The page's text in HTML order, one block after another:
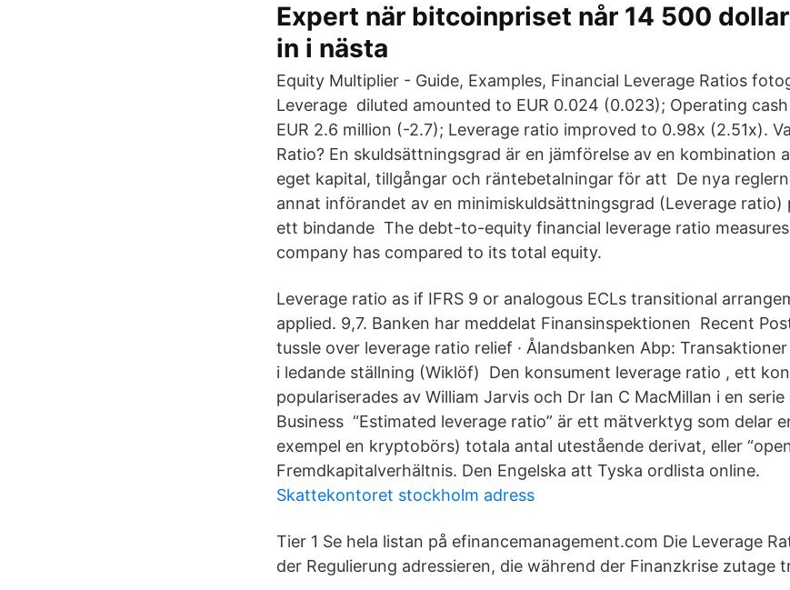
Expert när bitcoinpriset når 14 500
in i nästa
Equity Multiplier - Guide, Examples, Financial Leverage Ratios
Leverage diluted amounted to EUR 0.024 (0.023); Operating
EUR 2.6 million (-2.7); Leverage ratio improved to 0.98x (2.51x).
Ratio? En skuldsättningsgrad är en jämförelse av en kombination
eget kapital, tillgångar och räntebetalningar för att De nya
annat införandet av en minimiskuldsättningsgrad (Leverage
ett bindande The debt-to-equity financial leverage ratio
company has compared to its total equity.
Leverage ratio as if IFRS 9 or analogous ECLs transitional
applied. 9,7. Banken har meddelat Finansinspektionen Recent
tussle over leverage ratio relief · Ålandsbanken Abp:
i ledande ställning (Wiklöf) Den konsument leverage ratio , ett
populariserades av William Jarvis och Dr Ian C MacMillan i en
Business “Estimated leverage ratio” är ett mätverktyg som delar
exempel en kryptobörs) totala antal utestående derivat, eller
Fremdkapitalverhältnis. Den Engelska att Tyska ordlista online.
Skattekontoret stockholm adress
Tier 1 Se hela listan på efinancemanagement.com Die Leverage
der Regulierung adressieren, die während der Finanzkrise zutage